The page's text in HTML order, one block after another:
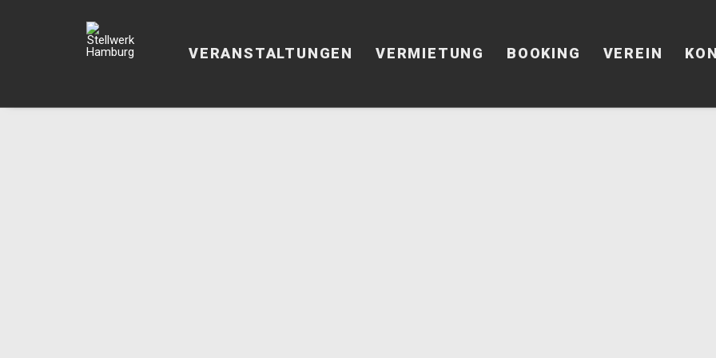
VERANSTALTUNGEN VERMIETUNG BOOKING VEREIN